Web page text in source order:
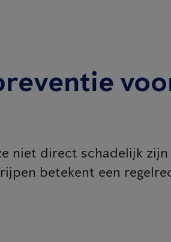
niet direct schadelijk
betekent een